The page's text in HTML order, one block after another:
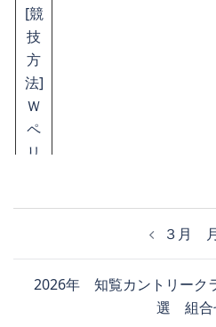
[競
技
方
法]
Ｗ
ペ
リ
順
位]
ビ
３月
2026年 知覧カントリー
選 組合